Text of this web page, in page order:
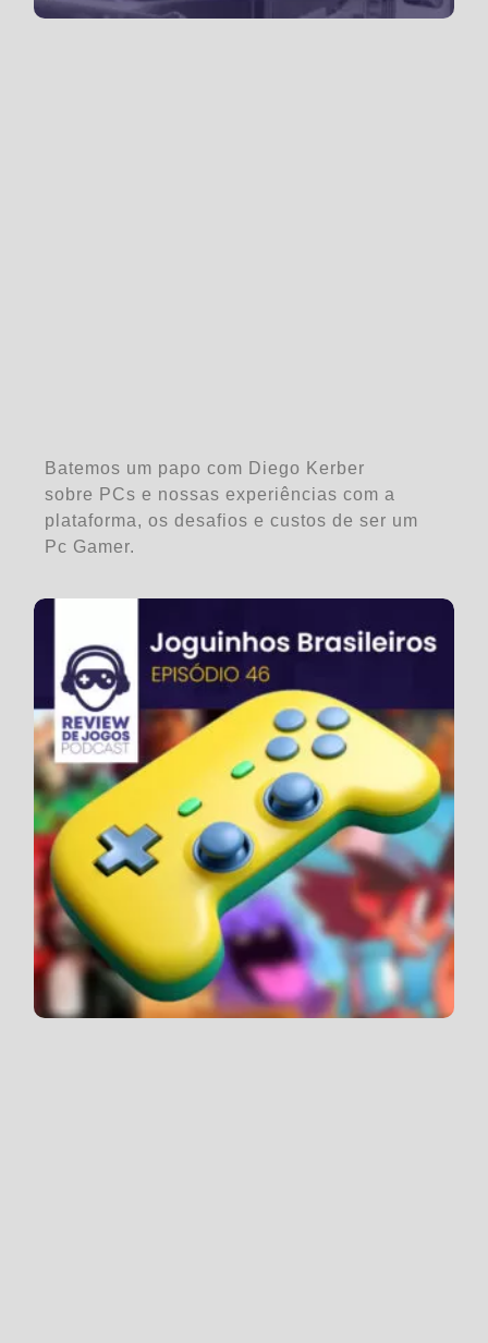
Batemos um papo com Diego Kerber
sobre PCs e nossas experiências com a
plataforma, os desafios e custos de ser um
Pc Gamer.